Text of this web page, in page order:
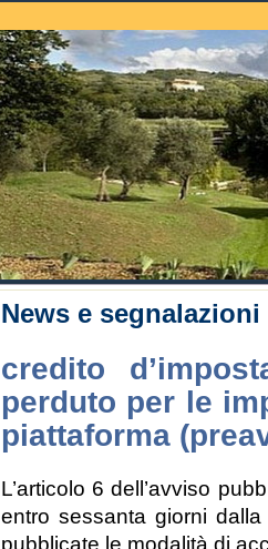
Il Golf 18 buche
News e segnalazioni
credito
perduto per le
piattaforma
L’articolo 6 dell’avviso
entro sessanta giorni
pubblicate le modalità di